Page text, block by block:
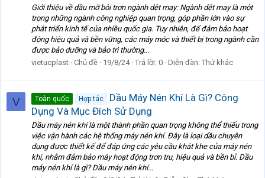
Giới thiệu về dầu mỡ bôi trơn ngành dệt may: Ngành dệt may là một
trong những ngành công nghiệp quan trọng, góp phần lớn vào sự
phát triển kinh tế của nhiều quốc gia. Tuy nhiên, để đảm bảo hoạt
động hiệu quả và bền vững, các máy móc và thiết bị trong ngành cần
được bảo dưỡng và bảo trì thường...
vietucplast Chủ đề 19/8/24 Trả lời: 0 Diễn đàn: Thứ khác
V Toàn quốc Hợp tác
Dầu Máy Nén Khí Là Gì? Công
Dụng Và Mục Đích Sử Dụng
Dầu máy nén khí là một thành phần quan trọng không thể thiếu trong
việc vận hành các hệ thống máy nén khí. Đây là loại dầu chuyên
dụng được thiết kế để đáp ứng các yêu cầu khắt khe của máy nén
khí, nhằm đảm bảo máy hoạt động trơn tru, hiệu quả và bền bỉ. Dầu
máy nén khí là gì? Dầu máy nén khí...